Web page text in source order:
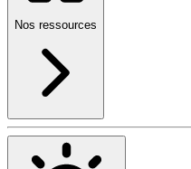
Nos ressources